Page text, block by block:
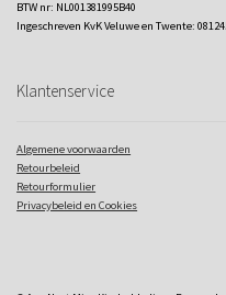
BTW nr: NL001381995B40
Ingeschreven KvK Veluwe en Twente:
Klantenservice
Algemene voorwaarden
Retourbeleid
Retourformulier
Privacybeleid en Cookies